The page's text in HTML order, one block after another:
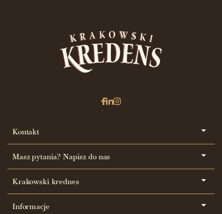
Kontakt
Masz pytania? Napisz do nas
Krakowski krednes
Informacje